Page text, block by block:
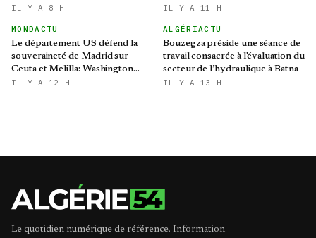
de l'éclipse solaire partielle
IL Y A 8 H
République présente ses
IL Y A 11 H
MONDACTU
Le département US défend la
souveraineté de Madrid sur
Ceuta et Melilla: Washington
refroidit les ambitions
IL Y A 12 H
ALGÉRIACTU
Bouzegza préside une séance de
travail consacrée à l'évaluation du
secteur de l’hydraulique à Batna
IL Y A 13 H
Le quotidien numérique de référence. Information